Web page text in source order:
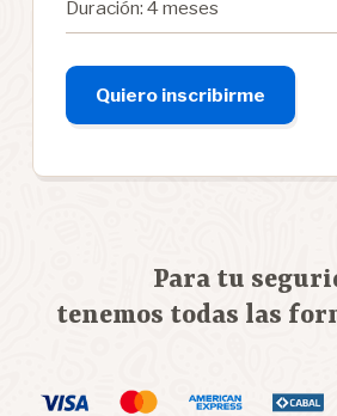
Duración: 4 meses
Quiero inscribirme
Para tu
tenemos todas las